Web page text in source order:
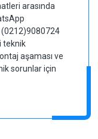
arasında
(0212)9080724
teknik
aşaması ve
sorunlar için